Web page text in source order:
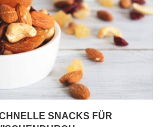
SNACKS FÜR